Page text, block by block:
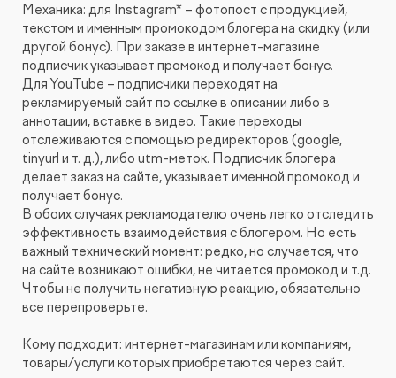
Механика: для Instagram* – фотопост с продукцией,
текстом и именным промокодом блогера на скидку (или
другой бонус). При заказе в интернет-магазине
подписчик указывает промокод и получает бонус.
Для YouTube – подписчики переходят на
рекламируемый сайт по ссылке в описании либо в
аннотации, вставке в видео. Такие переходы
отслеживаются с помощью редиректоров (google,
tinyurl и т. д.), либо utm-меток. Подписчик блогера
делает заказ на сайте, указывает именной промокод и
получает бонус.
В обоих случаях рекламодателю очень легко отследить
эффективность взаимодействия с блогером. Но есть
важный технический момент: редко, но случается, что
на сайте возникают ошибки, не читается промокод и т.д.
Чтобы не получить негативную реакцию, обязательно
все перепроверьте.
Кому подходит: интернет-магазинам или компаниям,
товары/услуги которых приобретаются через сайт.